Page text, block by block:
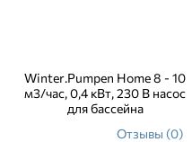
Winter.Pumpen Home 8 - 10
м3/час, 0,4 кВт, 230 В насос
для бассейна
Отзывы (0)